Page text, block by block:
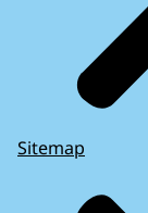
Sitemap